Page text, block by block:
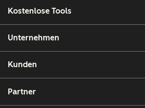
Kostenlose Tools
Unternehmen
Kunden
Partner